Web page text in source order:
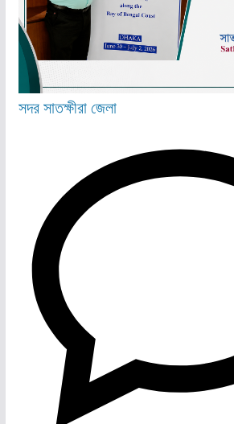
সদরসাতক্ষীরা জেলা